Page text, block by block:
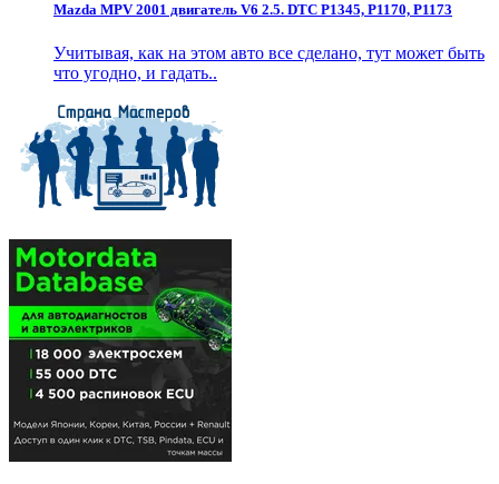
Mazda MPV 2001 двигатель V6 2.5. DTC P1345, P1170, P1173
Учитывая, как на этом авто все сделано, тут может быть
что угодно, и гадать..